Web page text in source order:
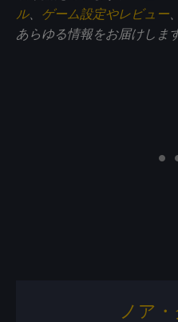
ル、 ゲーム設定やレビュー
あらゆる情報をお届けします
ノア